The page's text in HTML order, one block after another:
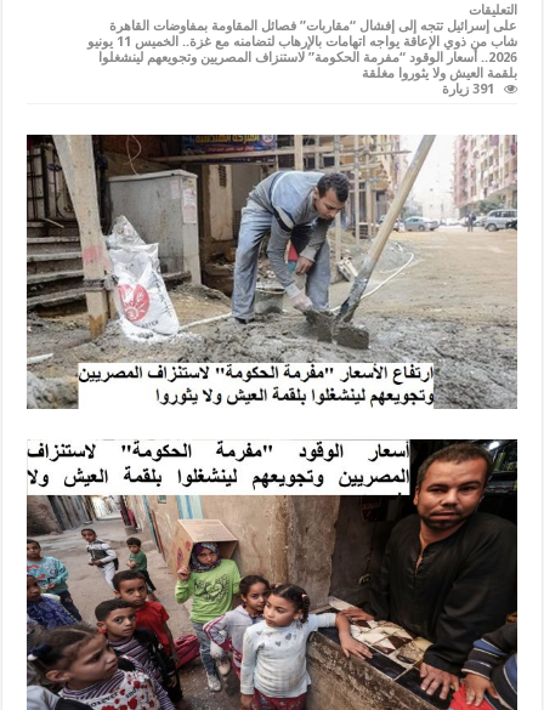
التعليقات
على إسرائيل تتجه إلى إفشال “مقاربات” فصائل المقاومة بمفاوضات القاهرة
شاب من ذوي الإعاقة يواجه اتهامات بالإرهاب لتضامنه مع غزة.. الخميس 11 يونيو
2026.. أسعار الوقود “مفرمة الحكومة” لاستنزاف المصريين وتجويعهم لينشغلوا
بلقمة العيش ولا يثوروا مغلقة
391 زيارة